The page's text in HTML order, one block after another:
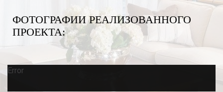
ФОТОГРАФИИ РЕАЛИЗОВАННОГО
ПРОЕКТА:
Error